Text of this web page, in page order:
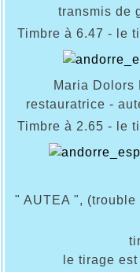
transmis de
Timbre à 6.47 - le
Maria Dolors
restauratrice -
Timbre à 2.65 - le
" AUTEA ",
le tirage